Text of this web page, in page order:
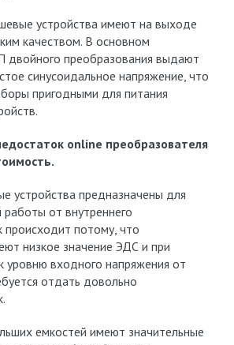
устройства имеют на выходе
качеством. В основном
двойного преобразования выдают
синусоидальное напряжение, что
пригодными для питания
online преобразователя
устройства предназначены для
от внутреннего
происходит потому, что
низкое значение ЭДС и при
уровню входного напряжения от
отдать довольно
емкостей имеют значительные